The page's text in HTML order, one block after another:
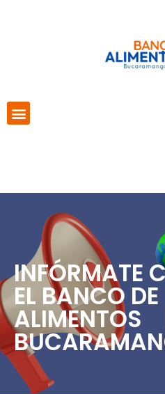
INFÓRMATE
EL BANCO DE
ALIMENTOS